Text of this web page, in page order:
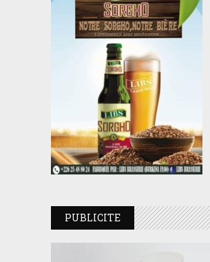
PUBLICITE